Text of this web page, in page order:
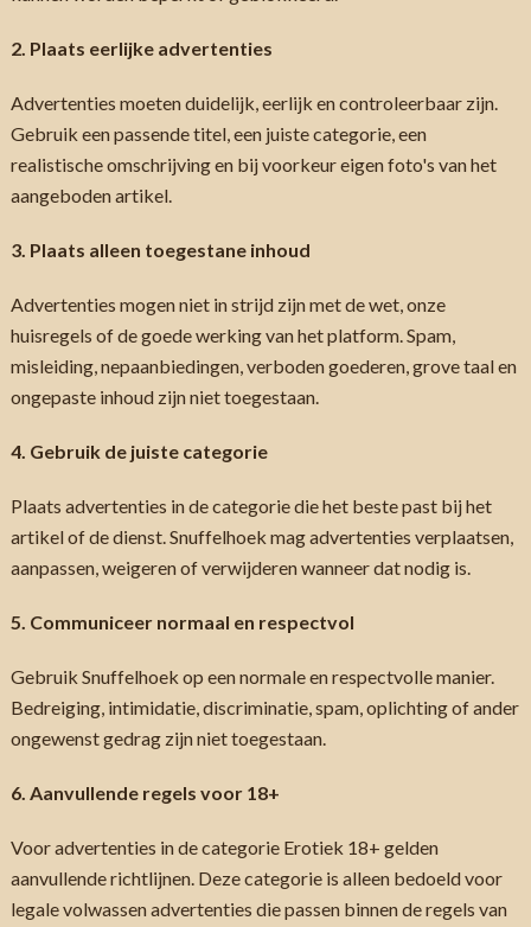
2. Plaats eerlijke advertenties
Advertenties moeten duidelijk, eerlijk en controleerbaar zijn.
Gebruik een passende titel, een juiste categorie, een
realistische omschrijving en bij voorkeur eigen foto's van het
aangeboden artikel.
3. Plaats alleen toegestane inhoud
Advertenties mogen niet in strijd zijn met de wet, onze
huisregels of de goede werking van het platform. Spam,
misleiding, nepaanbiedingen, verboden goederen, grove taal en
ongepaste inhoud zijn niet toegestaan.
4. Gebruik de juiste categorie
Plaats advertenties in de categorie die het beste past bij het
artikel of de dienst. Snuffelhoek mag advertenties verplaatsen,
aanpassen, weigeren of verwijderen wanneer dat nodig is.
5. Communiceer normaal en respectvol
Gebruik Snuffelhoek op een normale en respectvolle manier.
Bedreiging, intimidatie, discriminatie, spam, oplichting of ander
ongewenst gedrag zijn niet toegestaan.
6. Aanvullende regels voor 18+
Voor advertenties in de categorie Erotiek 18+ gelden
aanvullende richtlijnen. Deze categorie is alleen bedoeld voor
legale volwassen advertenties die passen binnen de regels van